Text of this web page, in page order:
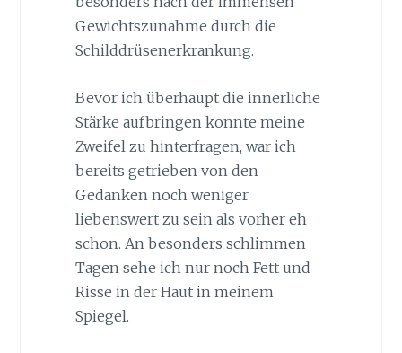
Gewichtszunahme durch die
Schilddrüsenerkrankung.
Bevor ich überhaupt die innerliche
Stärke aufbringen konnte meine
Zweifel zu hinterfragen, war ich
bereits getrieben von den
Gedanken noch weniger
liebenswert zu sein als vorher eh
schon. An besonders schlimmen
Tagen sehe ich nur noch Fett und
Risse in der Haut in meinem
Spiegel.